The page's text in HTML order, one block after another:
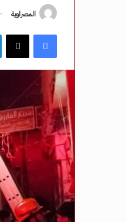
المصراوية
فيسبوك ‫X